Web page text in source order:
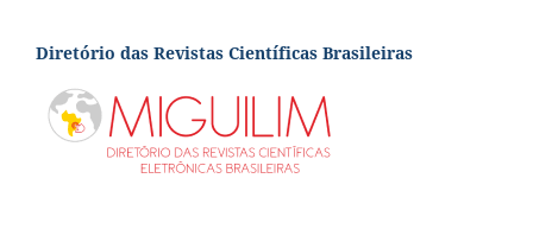
Diretório das Revistas Científicas Brasileiras